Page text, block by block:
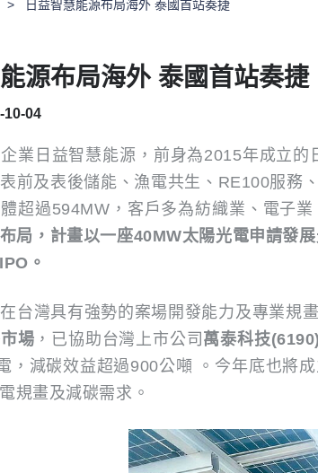
日益智慧能源布局海外 泰國首站奏捷
源布局海外 泰國首站奏捷
10-04
業日益智慧能源，前身為2015年成立
前及表後儲能、漁電共生、RE100服務
超過594MW，客戶多為紡織業、電子業
局，計畫以一座40MW太陽光電申請發
。
台灣具有強勢的案場開發能力及專業規
場 ，已協助台灣上市公司 萬泰科技
，減碳效益超過900公噸 。今年底也將
規畫及減碳需求。